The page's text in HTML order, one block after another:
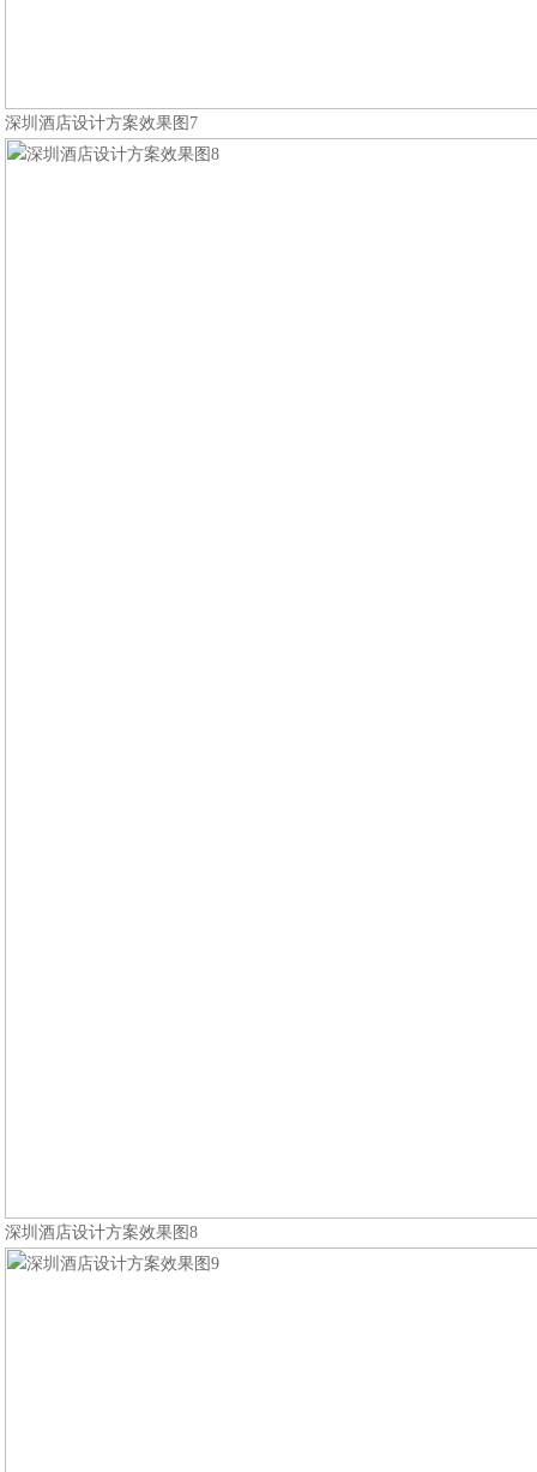
深圳酒店设计方案效果图7
深圳酒店设计方案效果图8